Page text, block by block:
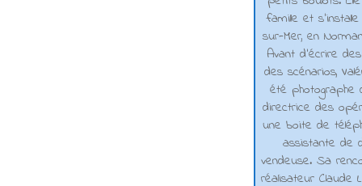
famille et
sur-Mer, en
Avant d’écrire
des scénarios,
été photographe
directrice des
une boite de
assistante de
vendeuse. Sa
réalisateur Claude